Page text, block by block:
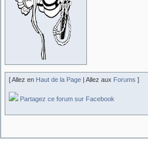
[ Allez en Haut de la Page | Allez aux Forums ]
Partagez ce forum sur Facebook